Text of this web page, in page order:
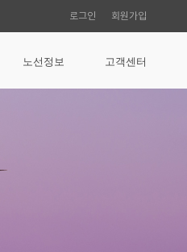
로그인 회원가입
노선정보 고객센터